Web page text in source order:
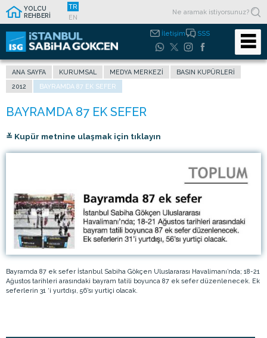
YOLCU
REHBERİ
TR
EN
İletişim SSS
ANA SAYFA KURUMSAL MEDYA MERKEZI
BASIN KUPÜRLERI
2012
BAYRAMDA 87 EK SEFER
≚ Kupür metnine ulaşmak için tıklayın
Bayramda 87 ek sefer İstanbul Sabiha Gökçen Uluslararası Havalimanı’nda; 18-21
Ağustos tarihleri arasındaki bayram tatili boyunca 87 ek sefer düzenlenecek. Ek
seferlerin 31 ‘i yurtdışı, 56’sı yurtiçi olacak.